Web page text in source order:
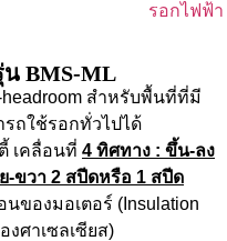
BMS-ML
สำหรับพื้นที่ที่มี
ถใช้รอกทั่วไปได้
เคลื่อนที่ 4 ทิศทาง : ขึ้น-ลง
-ขวา 2 สปีดหรือ 1 สปีด
ของมอเตอร์ (Insulation
งศาเซลเซียส)